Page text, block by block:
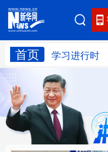
首页 学习进行时
网
学习进行时
国际 财经
思客智库